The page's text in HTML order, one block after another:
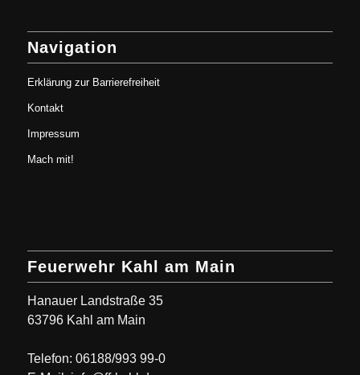
Navigation
Erklärung zur Barrierefreiheit
Kontakt
Impressum
Mach mit!
Feuerwehr Kahl am Main
Hanauer Landstraße 35
63796 Kahl am Main
Telefon: 06188/993 99-0